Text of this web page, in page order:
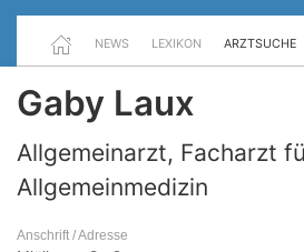
NEWS LEXIKON ARZTSUCHE
Gaby Laux
Allgemeinarzt, Facharzt
Allgemeinmedizin
Anschrift / Adresse